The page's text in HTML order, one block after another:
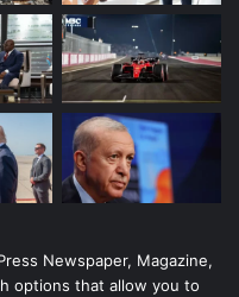
Newspaper, Magazine,
options that allow you to